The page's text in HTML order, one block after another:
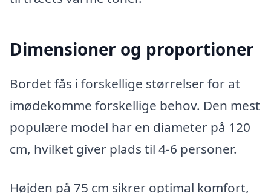
Dimensioner og proportioner
Bordet fås i forskellige størrelser for at
imødekomme forskellige behov. Den mest
populære model har en diameter på 120
cm, hvilket giver plads til 4-6 personer.
Højden på 75 cm sikrer optimal komfort,